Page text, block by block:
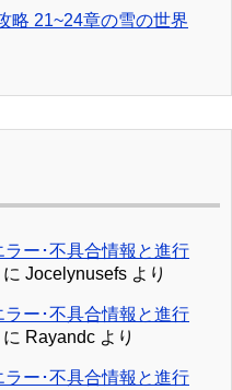
略 21~24章の雪の世界
ー･不具合情報と進行
に Jocelynusefs より
ー･不具合情報と進行
に Rayandc より
ー･不具合情報と進行